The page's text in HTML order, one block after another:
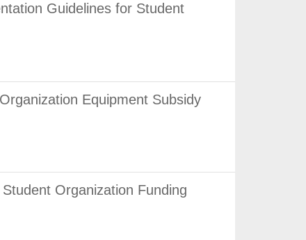
Guidelines for Student
Equipment Subsidy
Organization Funding